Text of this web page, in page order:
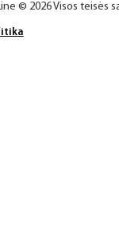
© 2026 Visos teisės